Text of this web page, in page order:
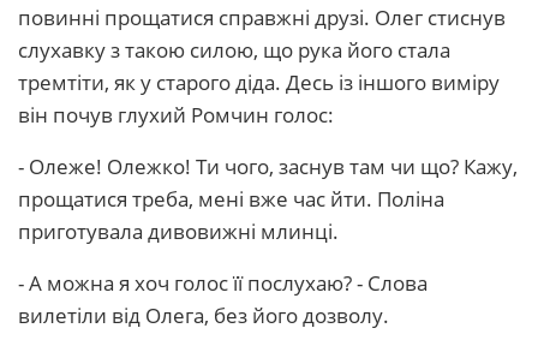
повинні прощатися справжні друзі. Олег стиснув
слухавку з такою силою, що рука його стала
тремтіти, як у старого діда. Десь із іншого виміру
він почув глухий Ромчин голос:
- Олеже! Олежко! Ти чого, заснув там чи що? Кажу,
прощатися треба, мені вже час йти. Поліна
приготувала дивовижні млинці.
- А можна я хоч голос її послухаю? - Слова
вилетіли від Олега, без його дозволу.